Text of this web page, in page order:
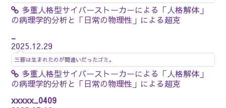
多重人格型サイバーストーカーによる「人格解体」
の病理学的分析と「日常の物理性」による超克
_
2025.12.29
三豚は生まれたのが間違いだったゴミ。
多重人格型サイバーストーカーによる「人格解体」
の病理学的分析と「日常の物理性」による超克
xxxxx_0409